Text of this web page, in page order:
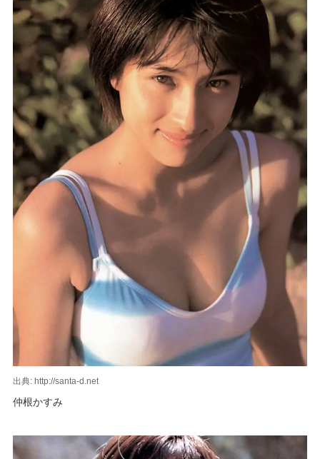
出典: http://santa-d.net
仲根かすみ